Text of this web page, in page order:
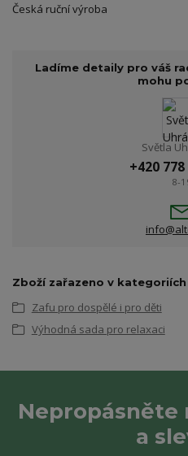
Česká ruční výroba
Ladíme detaily pro váš
mohu
Světla
+420
8-
Zboží zařazeno v kategoriích
Zafu pro dospělé i pro děti
Výhodná sada pro relaxaci
Nepropásněte
a